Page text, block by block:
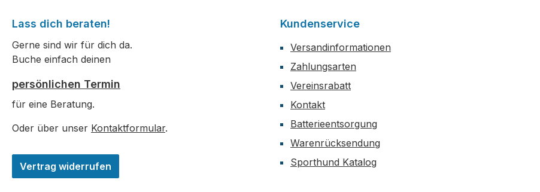
Lass dich beraten!
Gerne sind wir für dich da.
Buche einfach deinen
persönlichen Termin
für eine Beratung.
Oder über unser Kontaktformular.
Vertrag widerrufen
Kundenservice
Versandinformationen
Zahlungsarten
Vereinsrabatt
Kontakt
Batterieentsorgung
Warenrücksendung
Sporthund Katalog